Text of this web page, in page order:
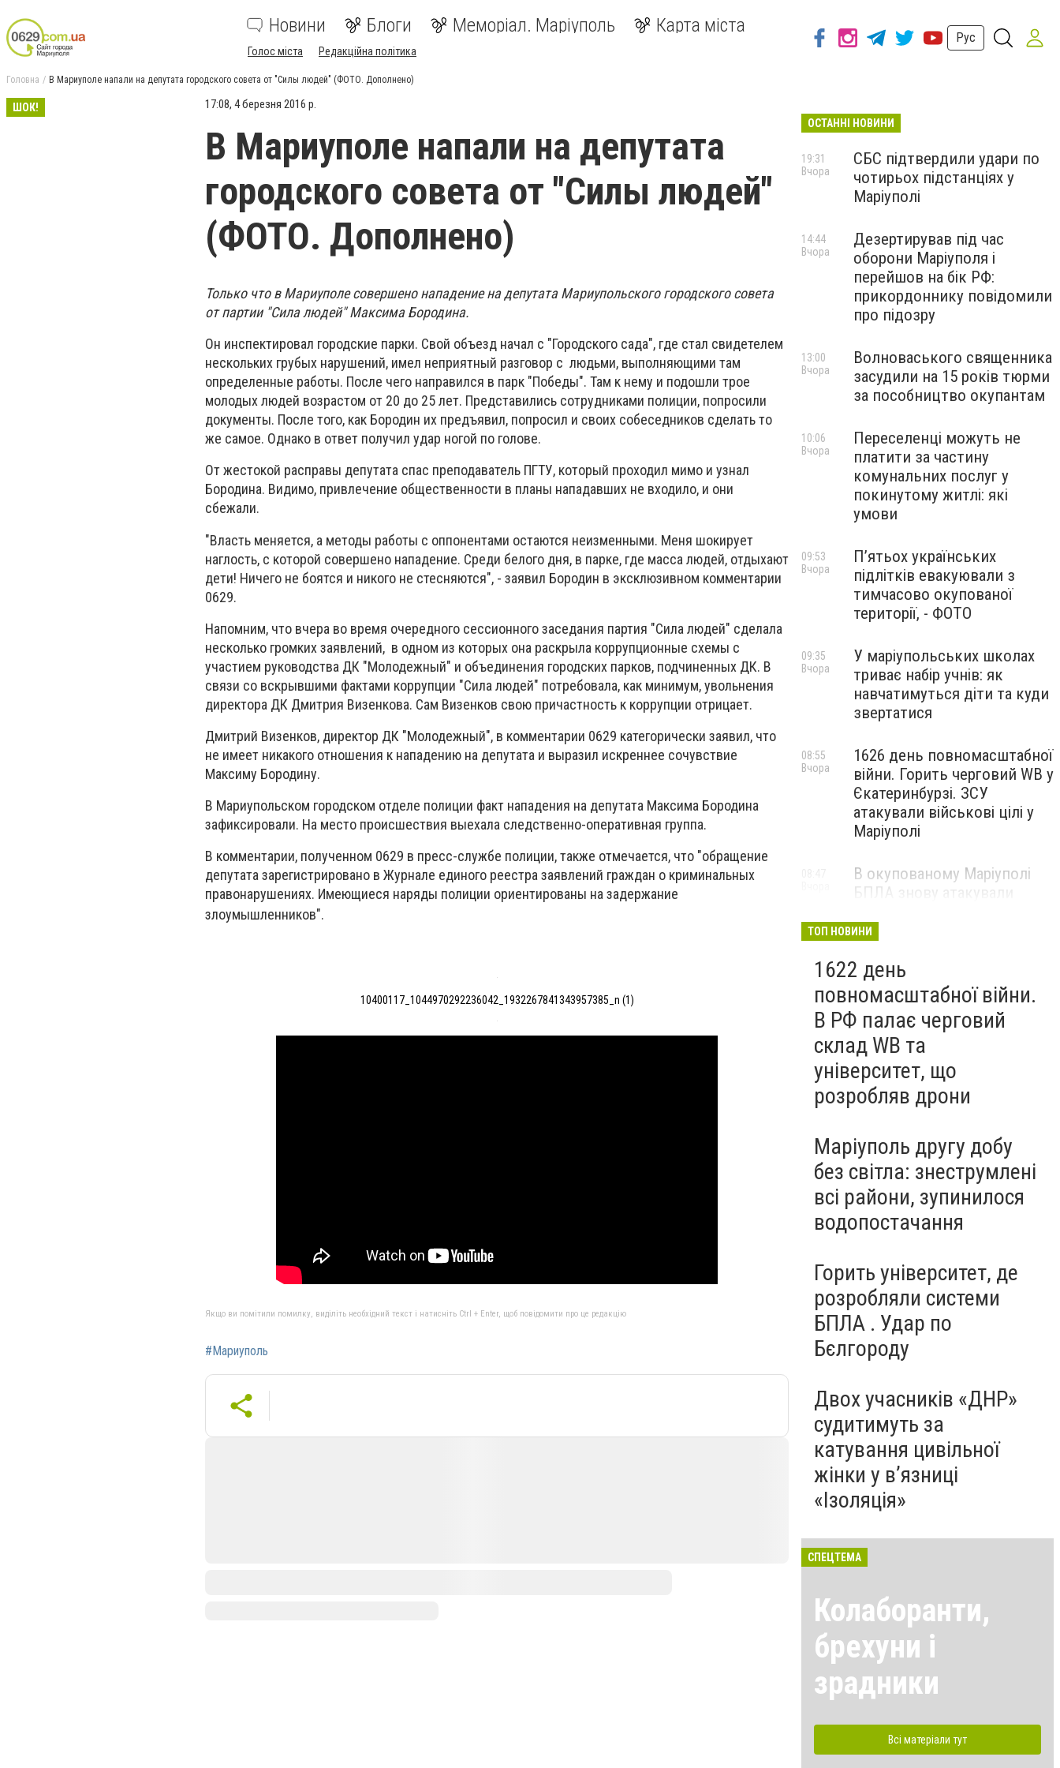
Новини Блоги Меморіал. Маріуполь Карта міста
Голос міста Редакційна політика
Рус
Головна В Мариуполе напали на депутата городского совета от "Силы людей" (ФОТО. Дополнено)
ШОК! 17:08, 4 березня 2016 р.
В Мариуполе напали на депутата
городского совета от "Силы людей"
(ФОТО. Дополнено)
Только что в Мариуполе совершено нападение на депутата Мариупольского городского совета
от партии "Сила людей" Максима Бородина.
Он инспектировал городские парки. Свой объезд начал с "Городского сада", где стал свидетелем
нескольких грубых нарушений, имел неприятный разговор с людьми, выполняющими там
определенные работы. После чего направился в парк "Победы". Там к нему и подошли трое
молодых людей возрастом от 20 до 25 лет. Представились сотрудниками полиции, попросили
документы. После того, как Бородин их предъявил, попросил и своих собеседников сделать то
же самое. Однако в ответ получил удар ногой по голове.
От жестокой расправы депутата спас преподаватель ПГТУ, который проходил мимо и узнал
Бородина. Видимо, привлечение общественности в планы нападавших не входило, и они
сбежали.
"Власть меняется, а методы работы с оппонентами остаются неизменными. Меня шокирует
наглость, с которой совершено нападение. Среди белого дня, в парке, где масса людей, отдыхают
дети! Ничего не боятся и никого не стесняются", - заявил Бородин в эксклюзивном комментарии
0629.
Напомним, что вчера во время очередного сессионного заседания партия "Сила людей" сделала
несколько громких заявлений, в одном из которых она раскрыла коррупционные схемы с
участием руководства ДК "Молодежный" и объединения городских парков, подчиненных ДК. В
связи со вскрывшими фактами коррупции "Сила людей" потребовала, как минимум, увольнения
директора ДК Дмитрия Визенкова. Сам Визенков свою причастность к коррупции отрицает.
Дмитрий Визенков, директор ДК "Молодежный", в комментарии 0629 категорически заявил, что
не имеет никакого отношения к нападению на депутата и выразил искреннее сочувствие
Максиму Бородину.
В Мариупольском городском отделе полиции факт нападения на депутата Максима Бородина
зафиксировали. На место происшествия выехала следственно-оперативная группа.
В комментарии, полученном 0629 в пресс-службе полиции, также отмечается, что "обращение
депутата зарегистрировано в Журнале единого реестра заявлений граждан о криминальных
правонарушениях. Имеющиеся наряды полиции ориентированы на задержание
злоумышленников".
10400117_1044970292236042_1932267841343957385_n (1)
Якщо ви помітили помилку, виділіть необхідний текст і натисніть Ctrl + Enter, щоб повідомити про це редакцію
#Мариуполь
ОСТАННІ НОВИНИ
СБС підтвердили удари по
чотирьох підстанціях у
Маріуполі
19:31
Вчора
Дезертирував під час
оборони Маріуполя і
перейшов на бік РФ:
прикордоннику повідомили
про підозру
14:44
Вчора
Волноваського священника
засудили на 15 років тюрми
за пособництво окупантам
13:00
Вчора
Переселенці можуть не
платити за частину
комунальних послуг у
покинутому житлі: які
умови
10:06
Вчора
П’ятьох українських
підлітків евакуювали з
тимчасово окупованої
території, - ФОТО
09:53
Вчора
У маріупольських школах
триває набір учнів: як
навчатимуться діти та куди
звертатися
09:35
Вчора
1626 день повномасштабної
війни. Горить черговий WB у
Єкатеринбурзі. ЗСУ
атакували військові цілі у
Маріуполі
08:55
Вчора
В окупованому Маріуполі
БПЛА знову атакували
— ВІДЕО
ТОП НОВИНИ
1622 день
повномасштабної війни.
В РФ палає черговий
склад WB та
університет, що
розробляв дрони
Маріуполь другу добу
без світла: знеструмлені
всі райони, зупинилося
водопостачання
Горить університет, де
розробляли системи
БПЛА . Удар по
Бєлгороду
Двох учасників «ДНР»
судитимуть за
катування цивільної
жінки у в’язниці
«Ізоляція»
СПЕЦТЕМА
Колаборанти,
брехуни і
зрадники
Всі матеріали тут